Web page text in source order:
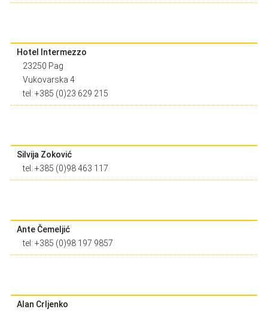
Hotel Intermezzo
23250 Pag
Vukovarska 4
tel: +385 (0)23 629 215
Silvija Zoković
tel: +385 (0)98 463 117
Ante Čemeljić
tel: +385 (0)98 197 9857
Alan Crljenko